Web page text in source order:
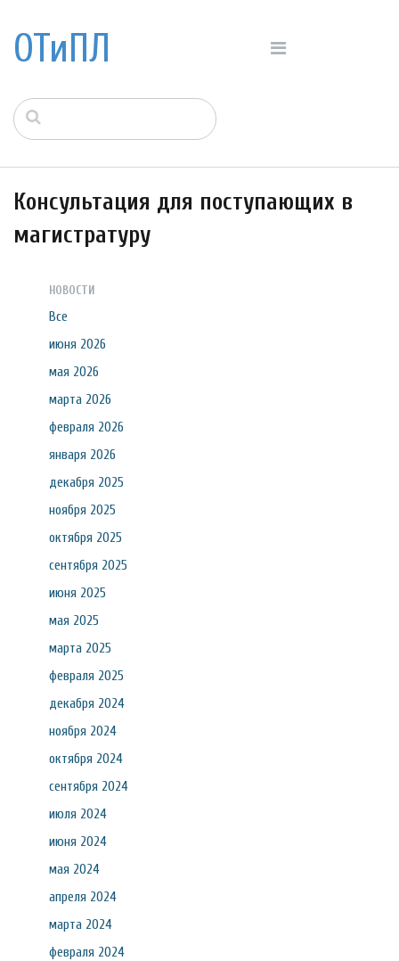
ОТиПЛ
Консультация для поступающих в
магистратуру
НОВОСТИ
Все
июня 2026
мая 2026
марта 2026
февраля 2026
января 2026
декабря 2025
ноября 2025
октября 2025
сентября 2025
июня 2025
мая 2025
марта 2025
февраля 2025
декабря 2024
ноября 2024
октября 2024
сентября 2024
июля 2024
июня 2024
мая 2024
апреля 2024
марта 2024
февраля 2024